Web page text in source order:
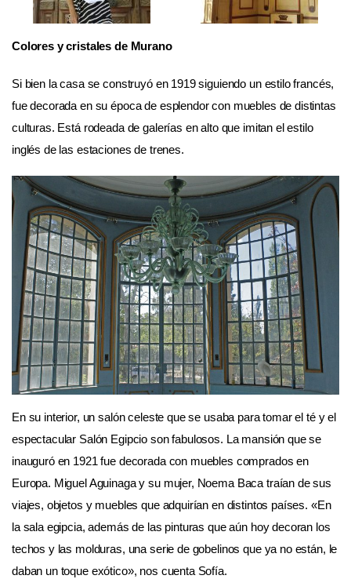
Colores y cristales de Murano
Si bien la casa se construyó en 1919 siguiendo un estilo francés,
fue decorada en su época de esplendor con muebles de distintas
culturas. Está rodeada de galerías en alto que imitan el estilo
inglés de las estaciones de trenes.
En su interior, un salón celeste que se usaba para tomar el té y el
espectacular Salón Egipcio son fabulosos. La mansión que se
inauguró en 1921 fue decorada con muebles comprados en
Europa. Miguel Aguinaga y su mujer, Noema Baca traían de sus
viajes, objetos y muebles que adquirían en distintos países. «En
la sala egipcia, además de las pinturas que aún hoy decoran los
techos y las molduras, una serie de gobelinos que ya no están, le
daban un toque exótico», nos cuenta Sofía.